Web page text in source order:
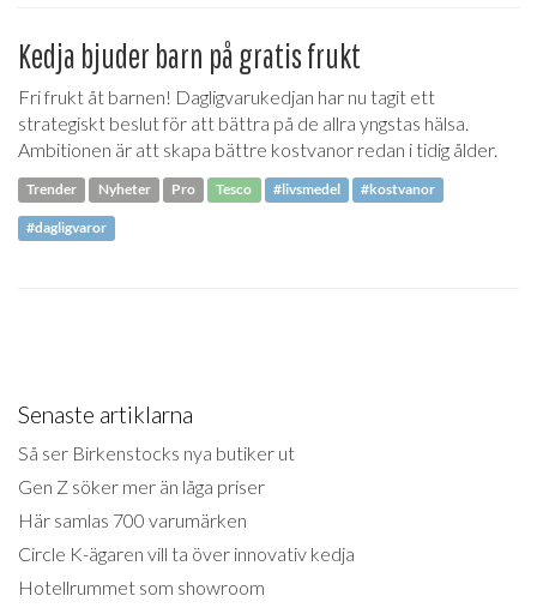
Kedja bjuder barn på gratis frukt
Fri frukt åt barnen! Dagligvarukedjan har nu tagit ett
strategiskt beslut för att bättra på de allra yngstas hälsa.
Ambitionen är att skapa bättre kostvanor redan i tidig ålder.
Trender Nyheter Pro Tesco #livsmedel #kostvanor
#dagligvaror
Senaste artiklarna
Så ser Birkenstocks nya butiker ut
Gen Z söker mer än låga priser
Här samlas 700 varumärken
Circle K-ägaren vill ta över innovativ kedja
Hotellrummet som showroom